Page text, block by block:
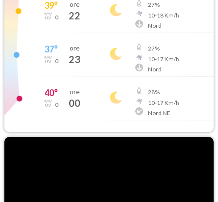
39°
0
ore
22
27%
10-18Km/h
Nord
37°
0
ore
23
27%
10-17Km/h
Nord
40°
0
ore
00
28%
10-17Km/h
Nord NE